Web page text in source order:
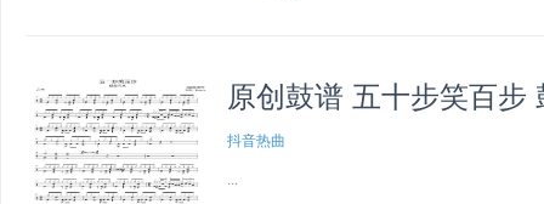
原创鼓谱 五十步笑百步
抖音热曲